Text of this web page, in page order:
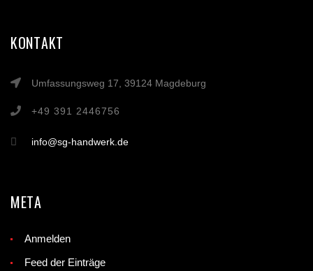
KONTAKT
Umfassungsweg 17, 39124 Magdeburg
+49 391 2446756
info@sg-handwerk.de
META
Anmelden
Feed der Einträge